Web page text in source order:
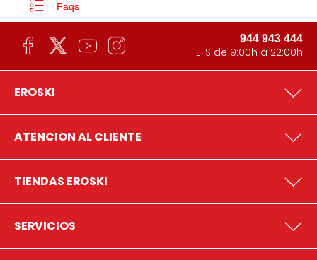
Faqs
944 943 444
L-S de 9:00h a 22:00h
EROSKI
ATENCION AL CLIENTE
TIENDAS EROSKI
SERVICIOS